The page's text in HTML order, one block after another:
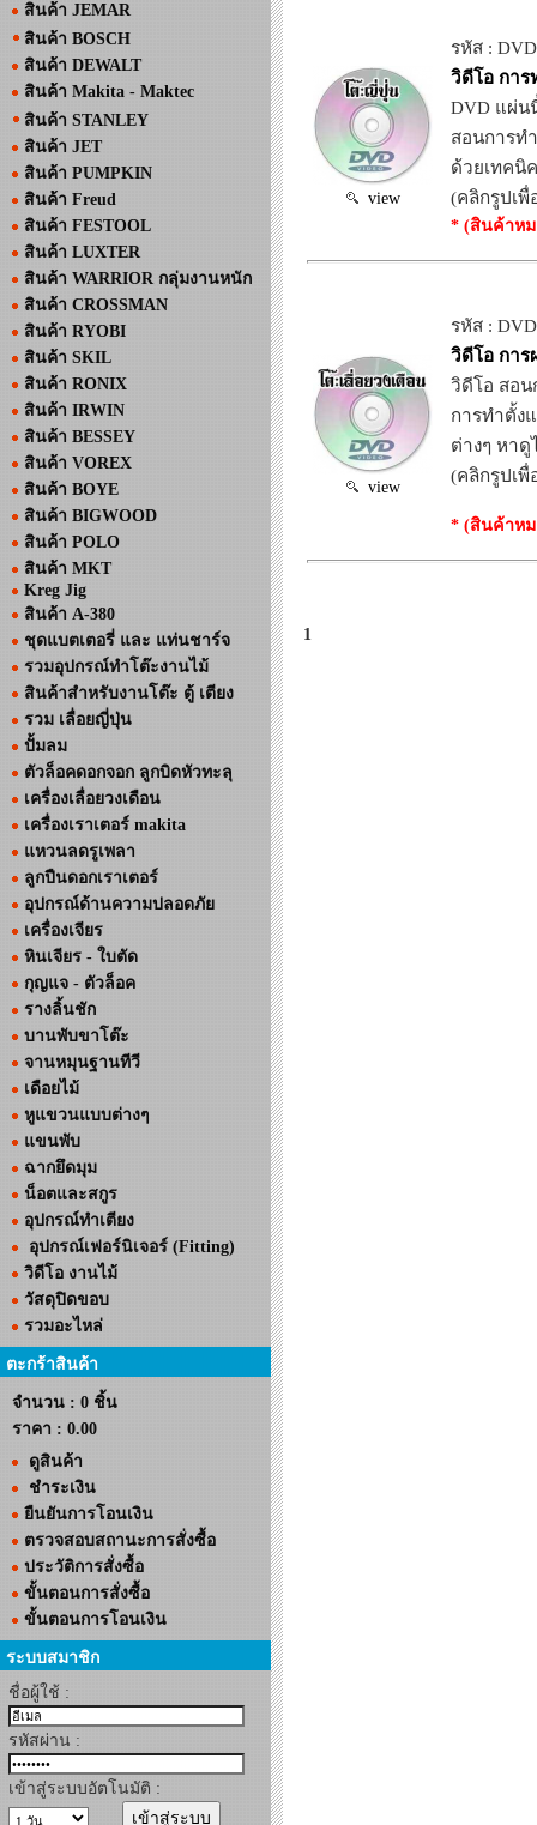
สินค้า JEMAR
สินค้า BOSCH
สินค้า DEWALT
สินค้า Makita - Maktec
สินค้า STANLEY
สินค้า JET
สินค้า PUMPKIN
สินค้า Freud
สินค้า FESTOOL
สินค้า LUXTER
สินค้า WARRIOR กลุ่มงานหนัก
สินค้า CROSSMAN
สินค้า RYOBI
สินค้า SKIL
สินค้า RONIX
สินค้า IRWIN
สินค้า BESSEY
สินค้า VOREX
สินค้า BOYE
สินค้า BIGWOOD
สินค้า POLO
สินค้า MKT
Kreg Jig
สินค้า A-380
ชุดแบตเตอรี่ และ แท่นชาร์จ
รวมอุปกรณ์ทำโต๊ะงานไม้
สินค้าสำหรับงานโต๊ะ ตู้ เตียง
รวม เลื่อยญี่ปุ่น
ปั้มลม
ตัวล็อคดอกจอก ลูกบิดหัวทะลุ
เครื่องเลื่อยวงเดือน
เครื่องเราเตอร์ makita
แหวนลดรูเพลา
ลูกปืนดอกเราเตอร์
อุปกรณ์ด้านความปลอดภัย
เครื่องเจียร
หินเจียร - ใบตัด
กุญแจ - ตัวล็อค
รางลิ้นชัก
บานพับขาโต๊ะ
จานหมุนฐานทีวี
เดือยไม้
หูแขวนแบบต่างๆ
แขนพับ
ฉากยึดมุม
น็อตและสกูร
อุปกรณ์ทำเตียง
อุปกรณ์เฟอร์นิเจอร์ (Fitting)
วิดีโอ งานไม้
วัสดุปิดขอบ
รวมอะไหล่
ตะกร้าสินค้า
จำนวน : 0 ชิ้น
ราคา : 0.00
ดูสินค้า
ชำระเงิน
ยืนยันการโอนเงิน
ตรวจสอบสถานะการสั่งซื้อ
ประวัติการสั่งซื้อ
ขั้นตอนการสั่งซื้อ
ขั้นตอนการโอนเงิน
ระบบสมาชิก
ชื่อผู้ใช้ :
รหัสผ่าน :
เข้าสู่ระบบอัตโนมัติ :
view
รหัส :
วิดีโอ กา
DVD แผ่น
สอนการท
ด้วยเทคนิ
(คลิกรูปเพื่
* (สินค้าห
view
รหัส :
วิดีโอ การ
วิดีโอ สอน
การทำตั้ง
ต่างๆ หาดู
(คลิกรูปเพื่
* (สินค้าห
1